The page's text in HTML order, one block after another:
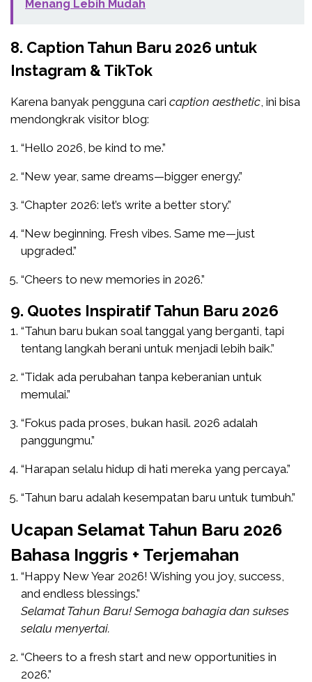
Menang Lebih Mudah
8. Caption Tahun Baru 2026 untuk
Instagram & TikTok
Karena banyak pengguna cari caption aesthetic , ini bisa
mendongkrak visitor blog:
“Hello 2026, be kind to me.”
“New year, same dreams—bigger energy.”
“Chapter 2026: let’s write a better story.”
“New beginning. Fresh vibes. Same me—just
upgraded.”
“Cheers to new memories in 2026.”
9. Quotes Inspiratif Tahun Baru 2026
“Tahun baru bukan soal tanggal yang berganti, tapi
tentang langkah berani untuk menjadi lebih baik.”
“Tidak ada perubahan tanpa keberanian untuk
memulai.”
“Fokus pada proses, bukan hasil. 2026 adalah
panggungmu.”
“Harapan selalu hidup di hati mereka yang percaya.”
“Tahun baru adalah kesempatan baru untuk tumbuh.”
Ucapan Selamat Tahun Baru 2026
Bahasa Inggris + Terjemahan
“Happy New Year 2026! Wishing you joy, success,
and endless blessings.”
Selamat Tahun Baru! Semoga bahagia dan sukses
selalu menyertai.
“Cheers to a fresh start and new opportunities in
2026.”